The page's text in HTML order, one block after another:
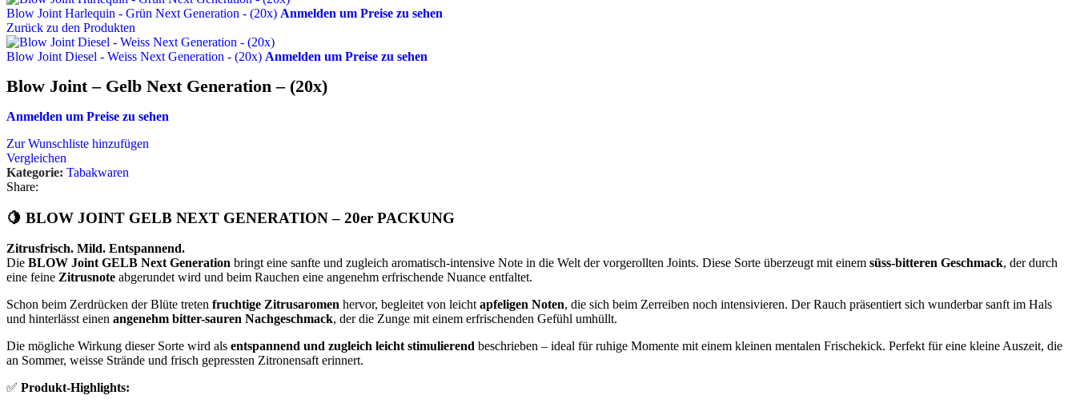
Blow Joint Harlequin - Grün Next Generation - (20x) Anmelden um Preise zu sehen
Zurück zu den Produkten
Blow Joint Diesel - Weiss Next Generation - (20x) Anmelden um Preise zu sehen
Blow Joint – Gelb Next Generation – (20x)
Anmelden um Preise zu sehen
Zur Wunschliste hinzufügen
Vergleichen
Kategorie: Tabakwaren
Share:
🍋 BLOW JOINT GELB NEXT GENERATION – 20er PACKUNG
Zitrusfrisch. Mild. Entspannend.
Die BLOW Joint GELB Next Generation bringt eine sanfte und zugleich aromatisch-intensive Note in die Welt der vorgerollten Joints. Diese Sorte überzeugt mit einem süss-bitteren Geschmack, der durch
eine feine Zitrusnote abgerundet wird und beim Rauchen eine angenehm erfrischende Nuance entfaltet.
Schon beim Zerdrücken der Blüte treten fruchtige Zitrusaromen hervor, begleitet von leicht apfeligen Noten, die sich beim Zerreiben noch intensivieren. Der Rauch präsentiert sich wunderbar sanft im Hals
und hinterlässt einen angenehm bitter-sauren Nachgeschmack, der die Zunge mit einem erfrischenden Gefühl umhüllt.
Die mögliche Wirkung dieser Sorte wird als entspannend und zugleich leicht stimulierend beschrieben – ideal für ruhige Momente mit einem kleinen mentalen Frischekick. Perfekt für eine kleine Auszeit, die
an Sommer, weisse Strände und frisch gepressten Zitronensaft erinnert.
✅ Produkt-Highlights: